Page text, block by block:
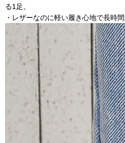
る1足。
・レザーなのに軽い履き心地で長時